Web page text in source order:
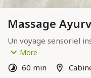
Massage
Un voyage sensoriel
rééquilibrer corps et
Durée : 60min
Tarif : 60€
More
60 min